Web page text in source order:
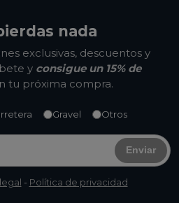
nada
exclusivas, descuentos y
y consigue un 15% de
tu próxima compra.
Gravel Otros
Enviar
- Política de privacidad